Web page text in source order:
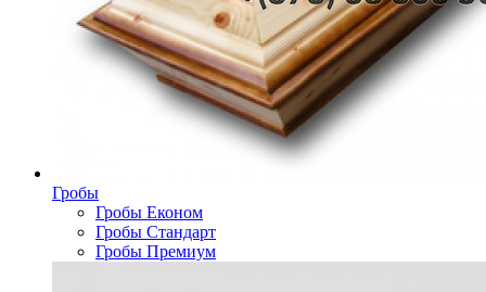
Гробы
Гробы Економ
Гробы Стандарт
Гробы Премиум